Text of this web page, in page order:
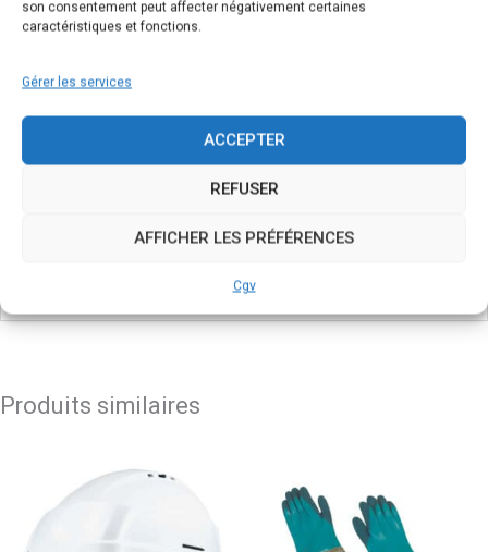
son consentement peut affecter négativement certaines
caractéristiques et fonctions.
Gérer les services
ACCEPTER
REFUSER
AFFICHER LES PRÉFÉRENCES
Cgv
Enregistrer mon nom, mon e-mail et mon site dans le
Produits similaires